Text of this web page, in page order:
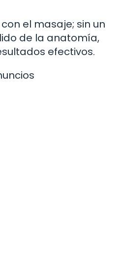
el masaje; sin un
de la anatomía,
efectivos.